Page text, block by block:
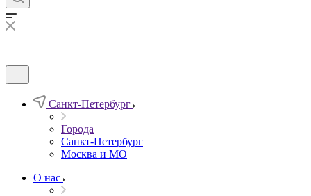
Санкт-Петербург
Города
Санкт-Петербург
Москва и МО
О нас